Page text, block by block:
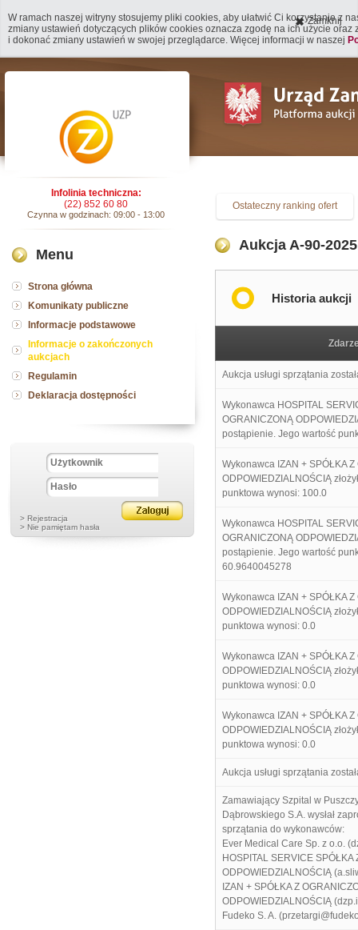
W ramach naszej witryny stosujemy pliki cookies, aby ułatwić Ci korzystanie z
zmiany ustawień dotyczących plików cookies oznacza zgodę na ich użycie
i dokonać zmiany ustawień w swojej przeglądarce. Więcej informacji w naszej
Zamknij
Ostateczny ranking ofert
Aukcja A-90-
Historia aukcji
Aukcja usługi sprzątania
Wykonawca HOSPITAL
OGRANICZONĄ
postąpienie. Jego wartość
Wykonawca IZAN + SPÓŁKA
ODPOWIEDZIALNOŚCIĄ
punktowa wynosi: 100.0
Wykonawca HOSPITAL
OGRANICZONĄ
postąpienie. Jego wartość
60.9640045278
Wykonawca IZAN + SPÓŁKA
ODPOWIEDZIALNOŚCIĄ
punktowa wynosi: 0.0
Wykonawca IZAN + SPÓŁKA
ODPOWIEDZIALNOŚCIĄ
punktowa wynosi: 0.0
Wykonawca IZAN + SPÓŁKA
ODPOWIEDZIALNOŚCIĄ
punktowa wynosi: 0.0
Aukcja usługi sprzątania
Zamawiający Szpital w
Dąbrowskiego S.A. wysłał
sprzątania do wykonawców:
Ever Medical Care Sp. z o.o.
HOSPITAL SERVICE SPÓŁKA
ODPOWIEDZIALNOŚCIĄ
IZAN + SPÓŁKA Z
ODPOWIEDZIALNOŚCIĄ
Fudeko S. A.
Infolinia techniczna:
(22) 852 60 80
Czynna w godzinach: 09:00 - 13:00
Menu
Strona główna
Komunikaty publiczne
Informacje podstawowe
Informacje o zakończonych
aukcjach
Regulamin
Deklaracja dostępności
> Rejestracja
> Nie pamiętam hasła